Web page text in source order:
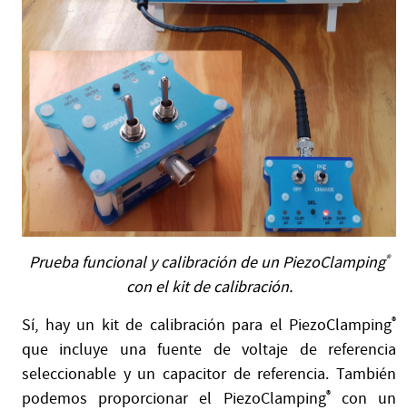
Prueba funcional y calibración de un PiezoClamping®
con el kit de calibración.
Sí, hay un kit de calibración para el PiezoClamping®
que incluye una fuente de voltaje de referencia
seleccionable y un capacitor de referencia. También
podemos proporcionar el PiezoClamping®con un